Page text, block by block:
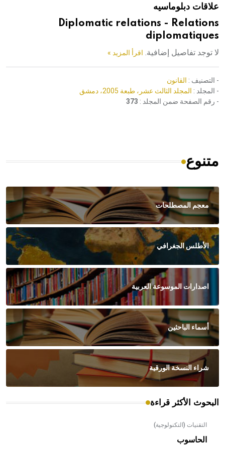
هيئة الموسوعة العربية تطلق موسوعات جديدة في عام 2026علاقات دبلوماسيه
Diplomatic relations - Relations
diplomatiques
لا توجد تفاصيل إضافية. اقرأ المزيد »
- التصنيف : القانون
- المجلد : المجلد الثالث عشر، طبعة 2005، دمشق
- رقم الصفحة ضمن المجلد : 373
متنوع
معجم المصطلحات
الأطلس الجغرافي
اصدارات الموسوعة العربية
أسماء الباحثين
شراء النسخة الورقية
البحوث الأكثر قراءة
التقنيات (التكنولوجية)
الحاسوب